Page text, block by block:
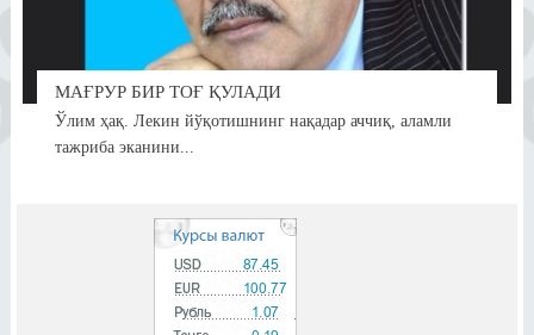
МАҒРУР БИР ТОҒ ҚУЛАДИ
Ўлим ҳақ. Лекин йўқотишнинг нақадар аччиқ, аламли
тажриба эканини...